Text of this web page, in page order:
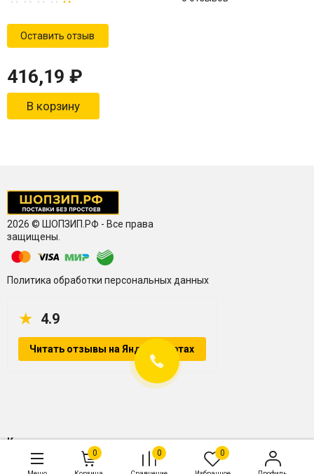
Оставить отзыв
416,19 ₽
В корзину
2026 © ШОПЗИП.РФ - Все права
защищены.
Политика обработки персональных данных
★ 4.9
Читать отзывы на Яндекс.Картах
Контакты
+7 987 088 20 54
0 0 0